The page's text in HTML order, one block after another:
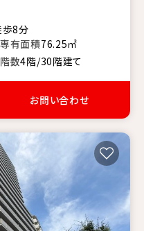
歩8分
専有面積76.25㎡
階数4階/30階建て
お問い合わせ